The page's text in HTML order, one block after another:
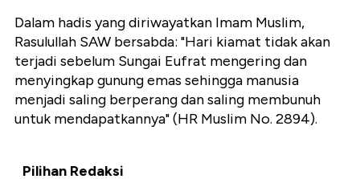
Dalam hadis yang diriwayatkan Imam Muslim,
Rasulullah SAW bersabda: "Hari kiamat tidak akan
terjadi sebelum Sungai Eufrat mengering dan
menyingkap gunung emas sehingga manusia
menjadi saling berperang dan saling membunuh
untuk mendapatkannya" (HR Muslim No. 2894).
Pilihan Redaksi